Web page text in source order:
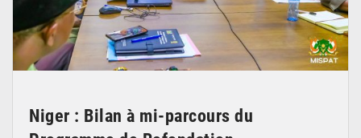
Niger : Bilan à mi-parcours du